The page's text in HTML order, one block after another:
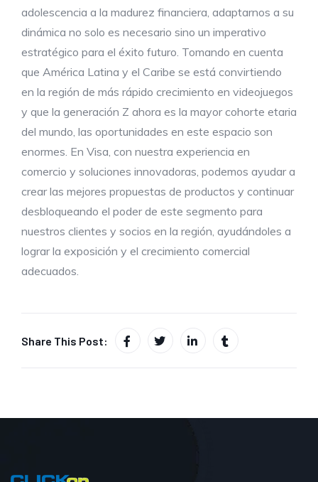
adolescencia a la madurez financiera, adaptarnos a su
dinámica no solo es necesario sino un imperativo
estratégico para el éxito futuro. Tomando en cuenta
que América Latina y el Caribe se está convirtiendo
en la región de más rápido crecimiento en videojuegos
y que la generación Z ahora es la mayor cohorte etaria
del mundo, las oportunidades en este espacio son
enormes. En Visa, con nuestra experiencia en
comercio y soluciones innovadoras, podemos ayudar a
crear las mejores propuestas de productos y continuar
desbloqueando el poder de este segmento para
nuestros clientes y socios en la región, ayudándoles a
lograr la exposición y el crecimiento comercial
adecuados.
Share This Post: